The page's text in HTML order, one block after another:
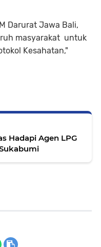
Darurat Jawa Bali,
masyarakat untuk
Kesahatan,"
Hadapi Agen LPG